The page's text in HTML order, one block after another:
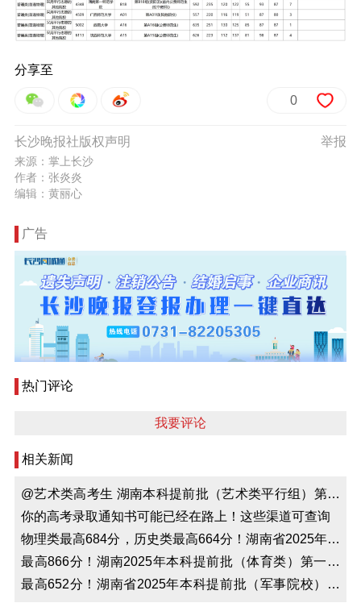
分享至
0
举报
长沙晚报社版权声明
来源：掌上长沙
作者：张炎炎
编辑：黄丽心
广告
热门评论
我要评论
相关新闻
@艺术类高考生 湖南本科提前批（艺术类平行组）第一
次投档分数线来啦
你的高考录取通知书可能已经在路上！这些渠道可查询
物理类最高684分，历史类最高664分！湖南省2025年本
科提前批（普通类）第一次投档分数线公布
最高866分！湖南2025年本科提前批（体育类）第一次
投档分数线出炉
最高652分！湖南省2025年本科提前批（军事院校）第